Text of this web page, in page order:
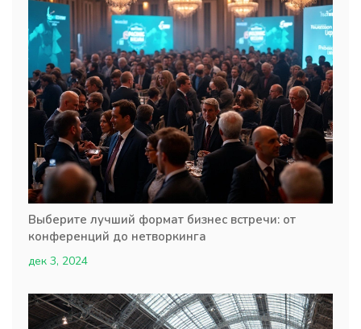
Выберите лучший формат бизнес встречи: от
конференций до нетворкинга
дек 3, 2024